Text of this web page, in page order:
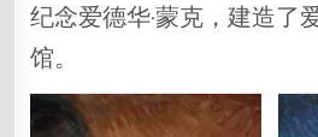
纪念爱德华·蒙克，建造了
馆。